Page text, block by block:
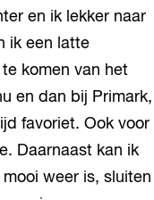
en ik lekker naar
ik een latte
komen van het
en dan bij Primark,
favoriet. Ook voor
Daarnaast kan ik
weer is, sluiten